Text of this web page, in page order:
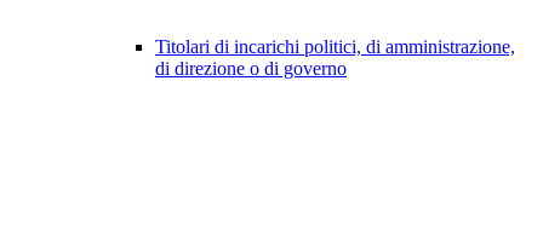
Titolari di incarichi politici, di amministrazione,
di direzione o di governo